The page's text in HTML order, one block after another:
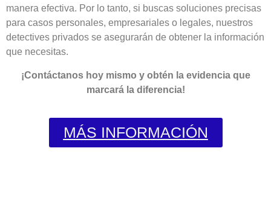
manera efectiva. Por lo tanto, si buscas soluciones precisas
para casos personales, empresariales o legales, nuestros
detectives privados se asegurarán de obtener la información
que necesitas.
¡Contáctanos hoy mismo y obtén la evidencia que
marcará la diferencia!
MÁS INFORMACIÓN